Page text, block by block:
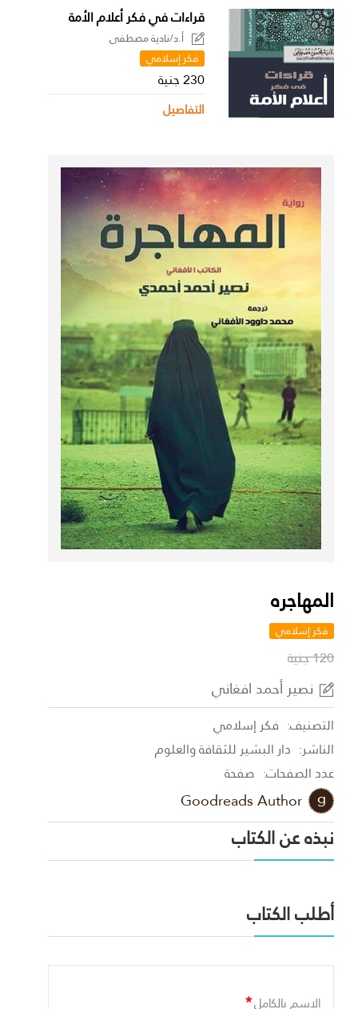
قراءات في فكر أعلام الأمة
أ.د/نادية مصطفى
فكر إسلامي
230 جنية
التفاصيل
المهاجره
فكر إسلامي
120 جنية
نصير أحمد افغاني
التصنيف: فكر إسلامي
الناشر: دار البشير للثقافة والعلوم
عدد الصفحات: صفحة
Goodreads Author
نبذه عن الكتاب
أطلب الكتاب
الاسم بالكامل*